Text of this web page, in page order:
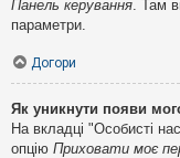
Панель керування . Там
параметри.
Догори
Як уникнути появи
На вкладці "Особисті
опцію Приховати моє